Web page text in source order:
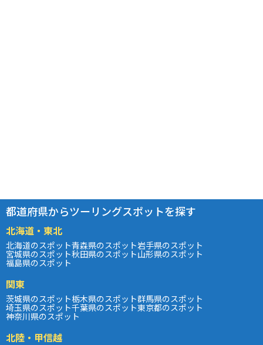
都道府県からツーリングスポットを探す
北海道・東北
北海道のスポット青森県のスポット岩手県のスポット
宮城県のスポット秋田県のスポット山形県のスポット
福島県のスポット
関東
茨城県のスポット栃木県のスポット群馬県のスポット
埼玉県のスポット千葉県のスポット東京都のスポット
神奈川県のスポット
北陸・甲信越